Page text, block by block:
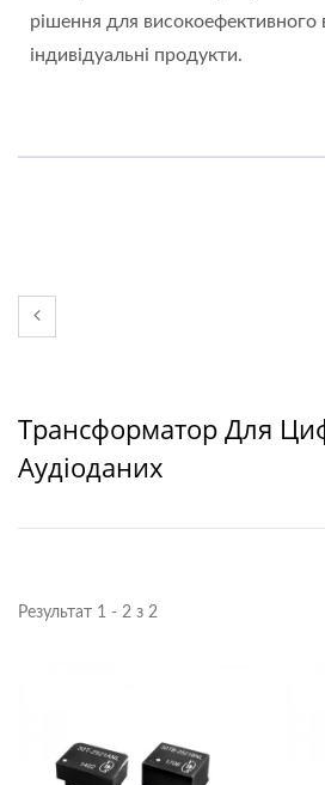
рішення для високоефективного
індивідуальні продукти.
Трансформатор Для
Аудіоданих
Результат 1 - 2 з 2